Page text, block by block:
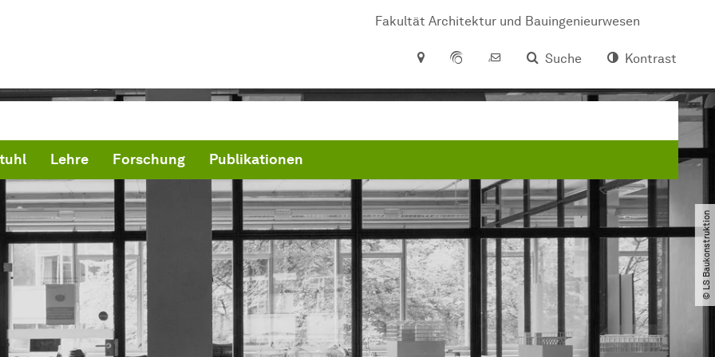
Fakultät Architektur und Bauingenieurwesen
Suche
Kontrast
Lehre Forschung Publikationen
© LS Baukonstruktion